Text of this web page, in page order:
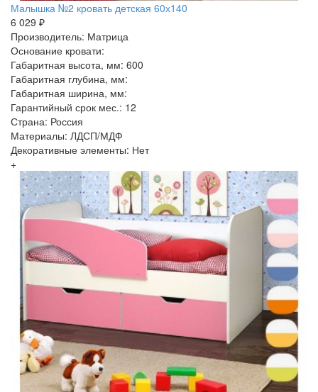
Малышка №2 кровать детская 60х140
6 029 ₽
Производитель: Матрица
Основание кровати:
Габаритная высота, мм: 600
Габаритная глубина, мм:
Габаритная ширина, мм:
Гарантийный срок мес.: 12
Страна: Россия
Материалы: ЛДСП/МДФ
Декоративные элементы: Нет
+